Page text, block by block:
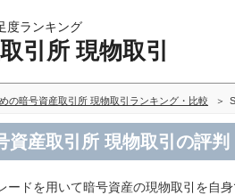
度ランキング
引所 現物取引
の暗号資産取引所 現物取引ランキング・比較
資産取引所 現物取引の評判
ードを用いて暗号資産の現物取引を自